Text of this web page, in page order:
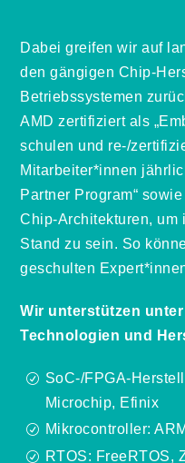
Dabei greifen wir auf
den gängigen Chip-
Betriebssystemen
AMD zertifiziert als
schulen und re-/
Mitarbeiter*innen
Partner Program“
Chip-Architekturen, um
Stand zu sein. So
geschulten
Wir unterstützen
Technologien und
R SoC-/FPGA-
Microchip, Efinix
R Mikrocontroller:
R
RTOS: FreeRTOS,